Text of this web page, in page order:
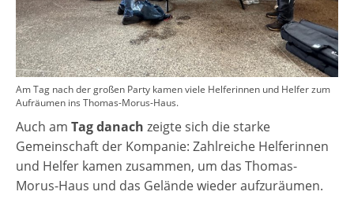
Am Tag nach der großen Party kamen viele Helferinnen und Helfer zum
Aufräumen ins Thomas-Morus-Haus.
Auch am Tag danach zeigte sich die starke
Gemeinschaft der Kompanie: Zahlreiche Helferinnen
und Helfer kamen zusammen, um das Thomas-
Morus-Haus und das Gelände wieder aufzuräumen.